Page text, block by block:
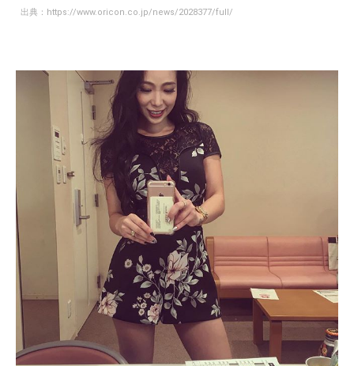
出典： https://www.oricon.co.jp/news/2028377/full/